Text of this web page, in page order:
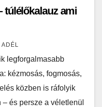
túlélőkalauz ami
legforgalmasabb
kézmosás, fogmosás,
közben is ráfolyik
és persze a véletlenül